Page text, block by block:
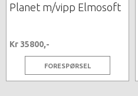
Planet m/vipp Elmosoft
Kr 35800,-
FORESPØRSEL